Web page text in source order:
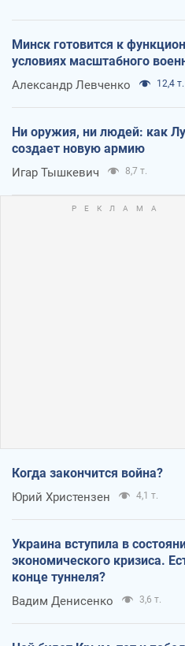
Минск готовится к
условиях масштабного
Александр Левченко 12,4 т.
Ни оружия, ни людей: как
создает новую армию
Игар Тышкевич 8,7 т.
Когда закончится война?
Юрий Христензен 4,1 т.
Украина вступила в
экономического кризиса.
конце туннеля?
Вадим Денисенко 3,6 т.